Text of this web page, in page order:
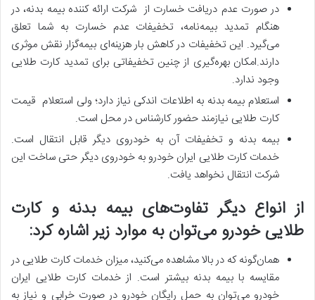
در صورت عدم دریافت خسارت از شرکت ارائه کننده بیمه بدنه، در
هنگام تمدید بیمه‌نامه، تخفیفات عدم خسارت به شما تعلق
می‌گیرد. این تخفیفات در کاهش بار هزینه‌ای بیمه‌‌گزار نقش موثری
دارند.امکان بهره‌‌گیری از چنین تخفیفاتی برای تمدید کارت طلایی
وجود ندارد.
استعلام بیمه بدنه به اطلاعات اندکی نیاز دارد؛ ولی استعلام قیمت
کارت طلایی نیازمند حضور کارشناس در محل است.
بیمه بدنه و تخفیفات آن به خودروی دیگر قابل انتقال است.
خدمات کارت طلایی ایران خودرو به خودروی دیگر حتی ساخت این
شرکت انتقال نخواهد یافت.
از انواع دیگر تفاوت‌های بیمه بدنه و کارت
طلایی خودرو می‌توان به موارد زیر اشاره کرد:
همان‌گونه که در بالا مشاهده می‌کنید، میزان خدمات کارت طلایی در
مقایسه با بیمه بدنه بیشتر است. از خدمات کارت طلایی ایران
خودرو می‌توان به حمل رایگان خودرو در صورت خرابی و نیاز به